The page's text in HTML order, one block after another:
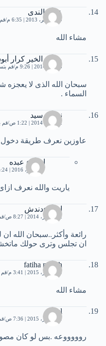
عطر الندى
19 نوفمبر، 2013 | 6:35 م
مشاء الله
محمد الخير كرار
5 يناير، 2014 | 9:26 م قم
سبحان الله الذى ﻻ
السماء .
نسمة سيد
12 يناير، 2014 | 1:22 ص قم
عاوزين نعرف طريقة دخول
اسماء عبده
7 نوفمبر، 2016 | 5:24 م
ياريت والله نعرف
اسماءدندش
22 فبراير، 2014 | 8:27 ص
رائعة وأكثر..سبحان الله
ان تجلس وترى حولك
fatiha naffah
30 أكتوبر، 2015 | 3:41 م قم
مشاء الله
Amel
31 أكتوبر، 2015 | 7:36 ص
روووووعه .بس لو كان